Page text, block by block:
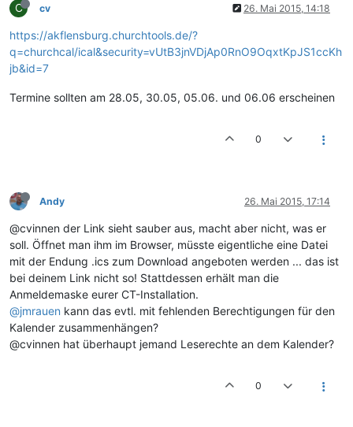
C cv 26. Mai 2015, 14:18
https://akflensburg.churchtools.de/?
q=churchcal/ical&security=vUtB3jnVDjAp0RnO9OqxtKpJS1ccKh
jb&id=7
Termine sollten am 28.05, 30.05, 05.06. und 06.06 erscheinen
0
Andy 26. Mai 2015, 17:14
@cvinnen der Link sieht sauber aus, macht aber nicht, was er
soll. Öffnet man ihm im Browser, müsste eigentliche eine Datei
mit der Endung .ics zum Download angeboten werden ... das ist
bei deinem Link nicht so! Stattdessen erhält man die
Anmeldemaske eurer CT-Installation.
@jmrauen kann das evtl. mit fehlenden Berechtigungen für den
Kalender zusammenhängen?
@cvinnen hat überhaupt jemand Leserechte an dem Kalender?
0